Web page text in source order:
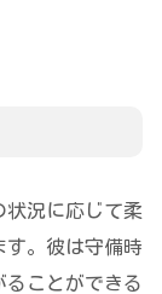
状況に応じて柔
す。彼は守備時
ることができる